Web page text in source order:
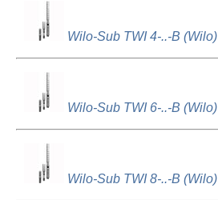
Wilo-Sub TWI 4-..-B (Wilo)
Wilo-Sub TWI 6-..-B (Wilo)
Wilo-Sub TWI 8-..-B (Wilo)